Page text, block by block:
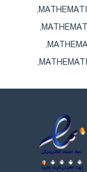
,
,
,
,